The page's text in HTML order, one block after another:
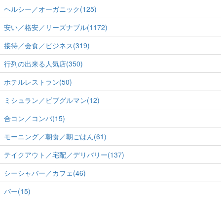
ヘルシー／オーガニック(125)
安い／格安／リーズナブル(1172)
接待／会食／ビジネス(319)
行列の出来る人気店(350)
ホテルレストラン(50)
ミシュラン／ビブグルマン(12)
合コン／コンパ(15)
モーニング／朝食／朝ごはん(61)
テイクアウト／宅配／デリバリー(137)
シーシャバー／カフェ(46)
バー(15)